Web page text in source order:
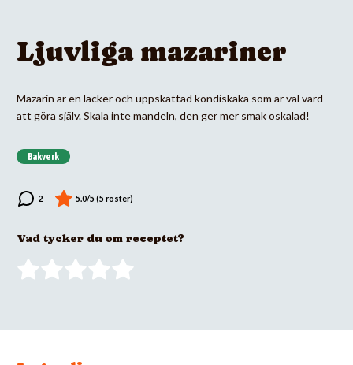
Ljuvliga mazariner
Mazarin är en läcker och uppskattad kondiskaka som är väl värd
att göra själv. Skala inte mandeln, den ger mer smak oskalad!
Bakverk
Vad tycker du om receptet?